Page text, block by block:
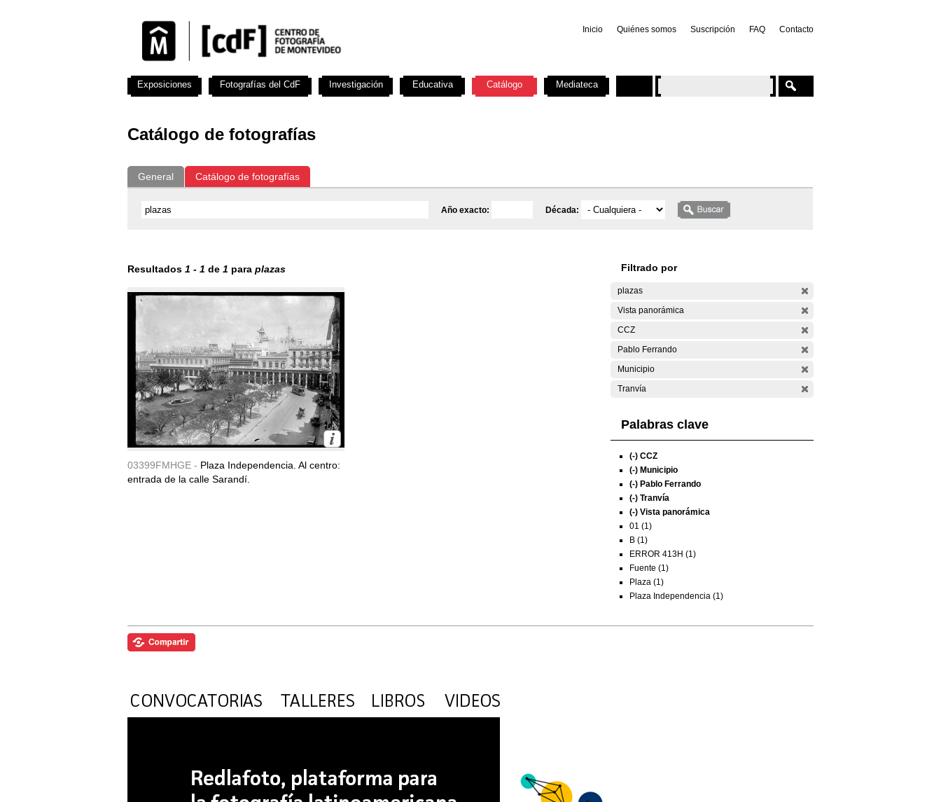
Inicio Quiénes somos Suscripción FAQ Contacto
Catálogo de fotografías
General Catálogo de fotografías
Año exacto: Década:
Resultados 1 - 1 de 1 para plazas
03399FMHGE - Plaza Independencia. Al centro:
entrada de la calle Sarandí.
Filtrado por
plazas
Vista panorámica
CCZ
Pablo Ferrando
Municipio
Tranvía
Palabras clave
(-) CCZ
(-) Municipio
(-) Pablo Ferrando
(-) Tranvía
(-) Vista panorámica
01 (1)
B (1)
ERROR 413H (1)
Fuente (1)
Plaza (1)
Plaza Independencia (1)
Exposiciones Fotografías del CdF Investigación Educativa Catálogo Mediateca